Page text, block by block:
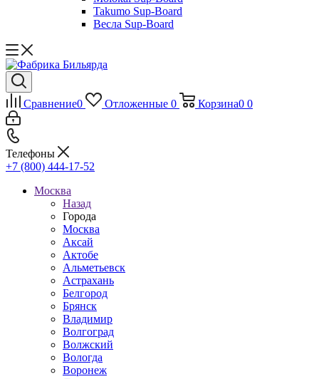
Takumo Sup-Board
Весла Sup-Board
Сравнение0 Отложенные 0 Корзина0 0
Телефоны
+7 (800) 444-17-52
Москва
Назад
Города
Москва
Аксай
Актобе
Альметьевск
Астрахань
Белгород
Брянск
Владимир
Волгоград
Волжский
Вологда
Воронеж